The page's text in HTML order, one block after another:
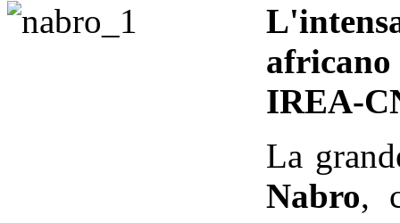
IREA-
La
Nabro,